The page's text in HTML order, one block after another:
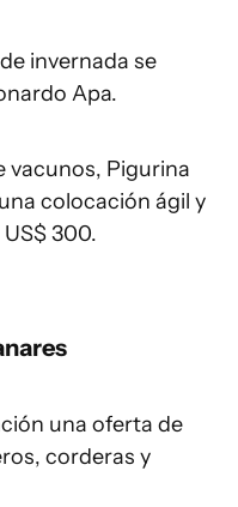
invernada se
Apa.
vacunos, Pigurina
colocación ágil y
300.
una oferta de
corderas y